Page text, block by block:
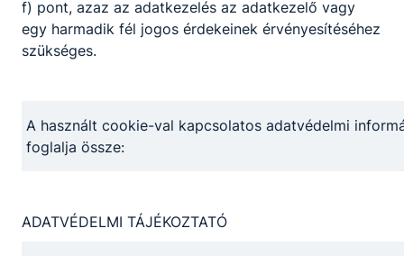
járműveket és rendszereket karbantart,
javít és beállít;
a munkahelyi logisztikai ismereteket
állapotfelmérését, hiba megállapítását;
ismeri és használja a munkájához
fogalmával, a személyes adatok
f) pont, azaz az adatkezelés az adatkezelő vagy
egy harmadik fél jogos érdekeinek érvényesítéséhez
szükséges.
A használt cookie-val kapcsolatos adatvédelmi
foglalja össze:
ADATVÉDELMI TÁJÉKOZTATÓ